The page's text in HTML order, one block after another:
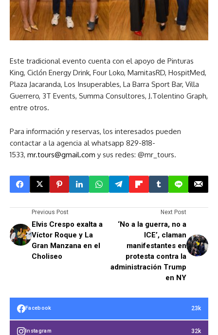
Este tradicional evento cuenta con el apoyo de Pinturas
King, Ciclón Energy Drink, Four Loko, MamitasRD, HospitMed,
Plaza Jacaranda, Los Insuperables, La Barra Sport Bar, Villa
Guerrero, 3T Events, Summa Consultores, J.Tolentino Graph,
entre otros.
Para información y reservas, los interesados pueden
contactar a la agencia al whatsapp 829-818-
1533, mr.tours@gmail.com y sus redes: @mr_tours.
Previous Post
Elvis Crespo exalta a
Víctor Roque y La
Gran Manzana en el
Choliseo
Next Post
‘No a la guerra, no a
ICE’, claman
manifestantes en
protesta contra la
administración Trump
en NY
Facebook 23k
Instagram 32k